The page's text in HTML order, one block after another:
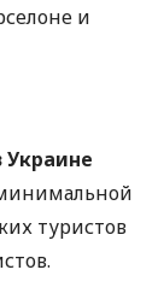
и
Украине
туристов